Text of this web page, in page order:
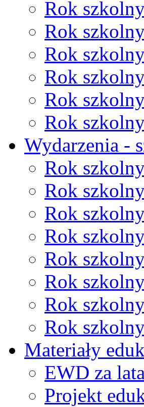
Rok
Rok
Rok
Rok
Rok
Rok
Wydarzenia -
Rok
Rok
Rok
Rok
Rok
Rok
Rok
Rok
Materiały
EWD za
Projekt